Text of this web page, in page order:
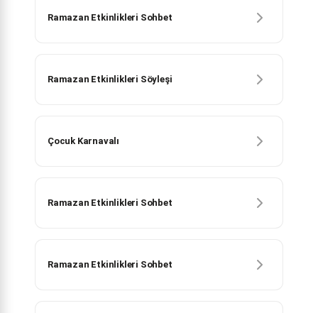
Ramazan Etkinlikleri Sohbet
Ramazan Etkinlikleri Söyleşi
Çocuk Karnavalı
Ramazan Etkinlikleri Sohbet
Ramazan Etkinlikleri Sohbet